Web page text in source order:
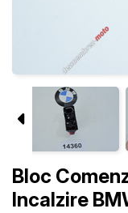
Bloc
Incalzire